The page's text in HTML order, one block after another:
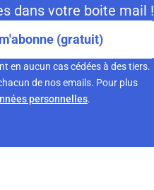
dans votre boite mail !
(gratuit)
en aucun cas cédées à des tiers.
de nos emails. Pour plus
personnelles.